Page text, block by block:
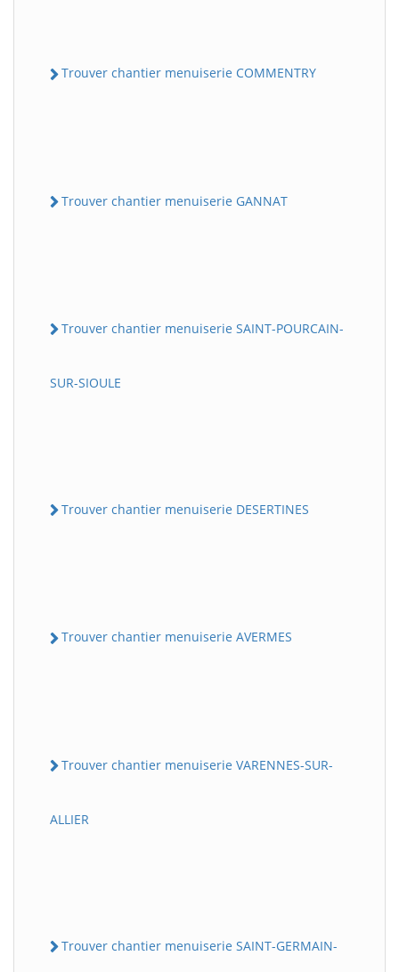
Trouver chantier menuiserie COMMENTRY
Trouver chantier menuiserie GANNAT
Trouver chantier menuiserie SAINT-POURCAIN-
SUR-SIOULE
Trouver chantier menuiserie DESERTINES
Trouver chantier menuiserie AVERMES
Trouver chantier menuiserie VARENNES-SUR-
ALLIER
Trouver chantier menuiserie SAINT-GERMAIN-